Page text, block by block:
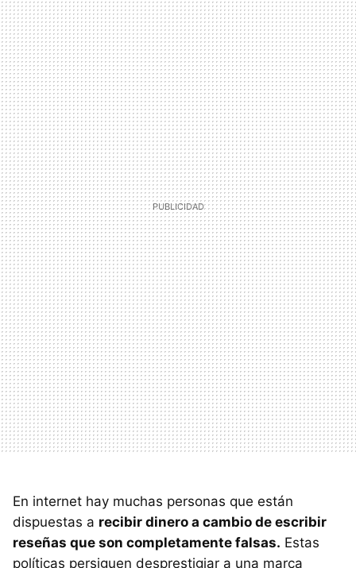
En internet hay muchas personas que están
dispuestas a recibir dinero a cambio de escribir
reseñas que son completamente falsas. Estas
políticas persiguen desprestigiar a una marca